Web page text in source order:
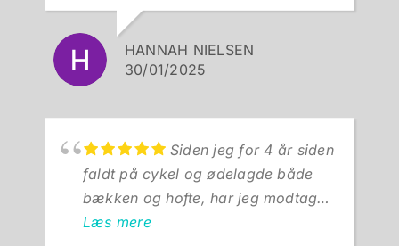
HANNAH NIELSEN
30/01/2025
Siden jeg for 4 år siden
faldt på cykel og ødelagde både
bækken og hofte, har jeg modtaget
behandling fra mange forskellige
Læs mere